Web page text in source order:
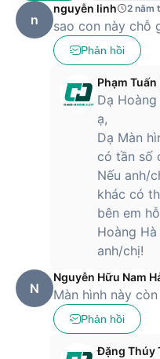
n
nguyễn linh 2 năm
sao con này chỗ
Phản hồi
Phạm Tuấn
Dạ
ạ,
Dạ Màn
có tần số
Nếu anh/
khác có
bên em
Hoàng
anh/chị!
N
Nguyễn Hữu Nam
Màn hình này
Phản hồi
Đặng Thúy